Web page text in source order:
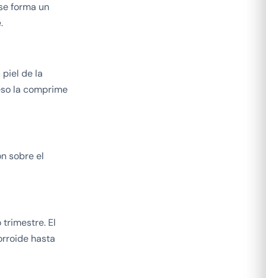
forma un
piel de la
la comprime
sobre el
trimestre. El
hasta